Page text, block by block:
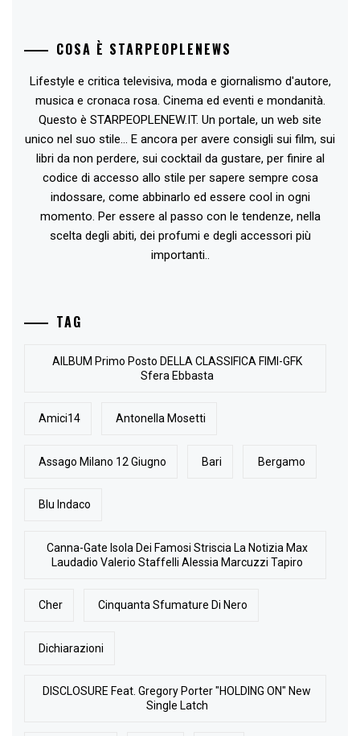
COSA È STARPEOPLENEWS
Lifestyle e critica televisiva, moda e giornalismo d'autore,
musica e cronaca rosa. Cinema ed eventi e mondanità.
Questo è STARPEOPLENEW.IT. Un portale, un web site
unico nel suo stile... E ancora per avere consigli sui film, sui
libri da non perdere, sui cocktail da gustare, per finire al
codice di accesso allo stile per sapere sempre cosa
indossare, come abbinarlo ed essere cool in ogni
momento. Per essere al passo con le tendenze, nella
scelta degli abiti, dei profumi e degli accessori più
importanti..
TAG
AlLBUM Primo Posto DELLA CLASSIFICA FIMI-GFK
Sfera Ebbasta
Amici14 Antonella Mosetti
Assago Milano 12 Giugno Bari Bergamo
Blu Indaco
Canna-Gate Isola Dei Famosi Striscia La Notizia Max
Laudadio Valerio Staffelli Alessia Marcuzzi Tapiro
Cher Cinquanta Sfumature Di Nero
Dichiarazioni
DISCLOSURE Feat. Gregory Porter "HOLDING ON" New
Single Latch